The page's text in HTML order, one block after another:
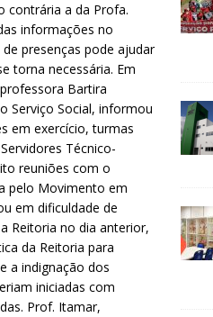
contrária a da Profa.
informações no
presenças pode ajudar
torna necessária. Em
Bartira
Serviço Social, informou
em exercício, turmas
Técnico-
reuniões com o
pelo Movimento em
em dificuldade de
Reitoria no dia anterior,
da Reitoria para
a indignação dos
iniciadas com
Prof. Itamar,